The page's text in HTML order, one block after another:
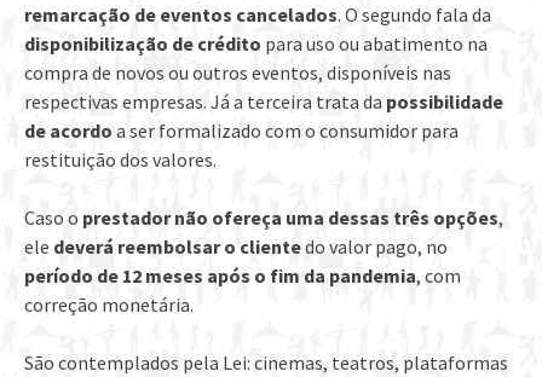
remarcação de eventos cancelados. O segundo fala da
disponibilização de crédito para uso ou abatimento na
compra de novos ou outros eventos, disponíveis nas
respectivas empresas. Já a terceira trata da possibilidade
de acordo a ser formalizado com o consumidor para
restituição dos valores.
Caso o prestador não ofereça uma dessas três opções,
ele deverá reembolsar o clientedo valor pago, no
período de 12 meses após o fim da pandemia, com
correção monetária.
São contemplados pela Lei: cinemas, teatros, plataformas